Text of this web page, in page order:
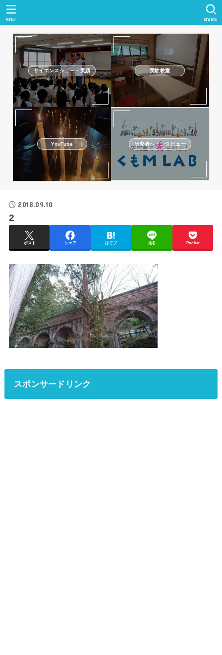
SEARCH
MENU
サイエンスショー・実績 実験教室
YouTube 研究者へインタビュー
2018.09.10
2
ポスト シェア はてブ 送る Pocket
スポンサードリンク